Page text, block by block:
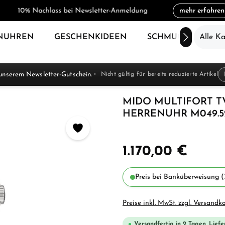
10% Nachlass bei Newsletter-Anmeldung
mehr erfahren
GESCHENKIDEEN SCHMUCK Alle
Newsletter-Gutschein. Nicht gültig für bereits reduzierte Artikel
MIDO MULTIFORT
HERRENUHR
1.170,00 €
Preis bei Banküberweisung
Preise inkl. MwSt. zzgl.